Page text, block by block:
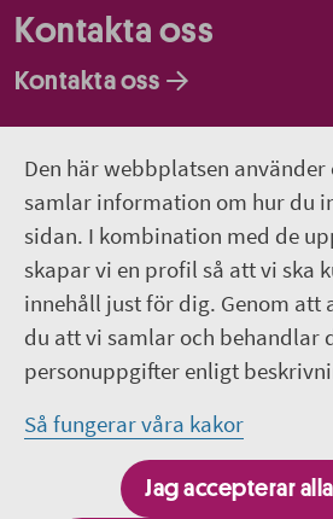
Den här webbplatsen använder
samlar information om hur du
sidan. I kombination med de
skapar vi en profil så att vi ska
innehåll just för dig. Genom att
du att vi samlar och behandlar
personuppgifter enligt
Så fungerar våra kakor
Jag accepterar
Kontakta oss
Kontakta oss
Om webbplatsen
018-611 00 00
Genvägar
För personal i Region
It-system och e-tjänster